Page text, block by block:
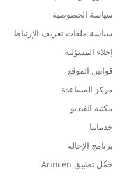
سياسة الخصوصية
سياسة ملفات تعريف الإرتباط
إخلاء المسؤلية
قوانين الموقع
مركز المساعدة
مكتبة الفيديو
خدماتنا
برنامج الإحالة
حمِّل تطبيق Arincen